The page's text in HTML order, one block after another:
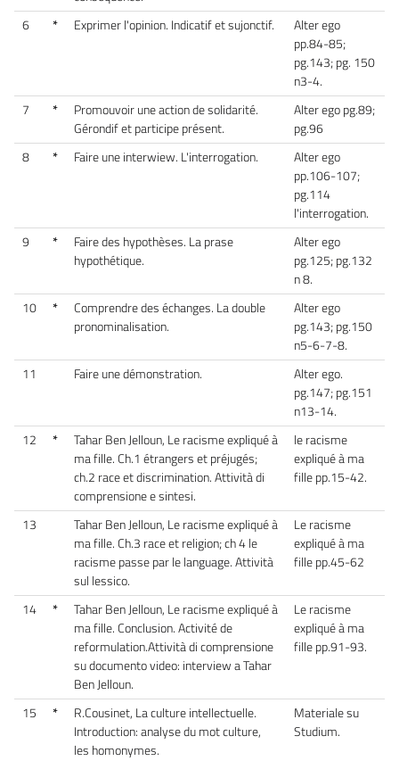
6
* Exprimer l'opinion. Indicatif et sujonctif.
Alter ego
pp.84-85;
pg.143; pg. 150
n3-4.
7
*
Promouvoir une action de solidarité.
Gérondif et participe présent.
Alter ego pg.89;
pg.96
8
* Faire une interwiew. L'interrogation.
Alter ego
pp.106-107;
pg.114
l'interrogation.
9
*
Faire des hypothèses. La prase
hypothétique.
Alter ego
pg.125; pg.132
n 8.
10
*
Comprendre des échanges. La double
pronominalisation.
Alter ego
pg.143; pg.150
n5-6-7-8.
11
Faire une démonstration.
Alter ego.
pg.147; pg.151
n13-14.
12
*
Tahar Ben Jelloun, Le racisme expliqué à
ma fille. Ch.1 étrangers et préjugés;
ch.2 race et discrimination. Attività di
comprensione e sintesi.
le racisme
expliqué à ma
fille pp.15-42.
13
Tahar Ben Jelloun, Le racisme expliqué à
ma fille. Ch.3 race et religion; ch 4 le
racisme passe par le language. Attività
sul lessico.
Le racisme
expliqué à ma
fille pp.45-62
14 *
Tahar Ben Jelloun, Le racisme expliqué à
ma fille. Conclusion. Activité de
reformulation.Attività di comprensione
su documento video: interview a Tahar
Ben Jelloun.
Le racisme
expliqué à ma
fille pp.91-93.
15 *
R.Cousinet, La culture intellectuelle.
Introduction: analyse du mot culture,
les homonymes.
Materiale su
Studium.